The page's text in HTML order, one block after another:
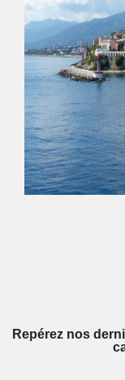
Repérez nos